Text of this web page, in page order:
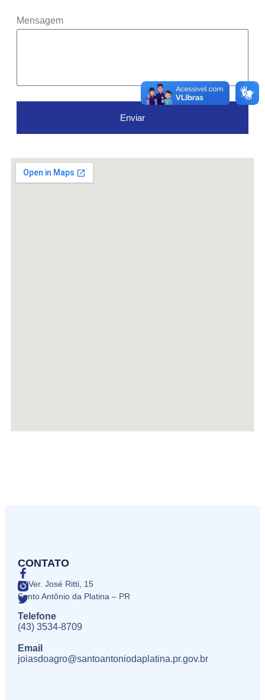
Mensagem
Enviar
CONTATO
R. Ver. José Ritti, 15
Santo Antônio da Platina – PR
Telefone
(43) 3534-8709
Email
joiasdoagro@santoantoniodaplatina.pr.gov.br